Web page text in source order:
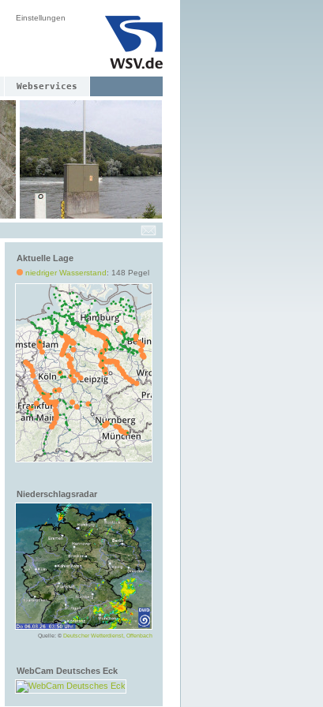
Einstellungen
Webservices
Aktuelle Lage
niedriger Wasserstand: 148 Pegel
Niederschlagsradar
Quelle: © Deutscher Wetterdienst, Offenbach
WebCam Deutsches Eck